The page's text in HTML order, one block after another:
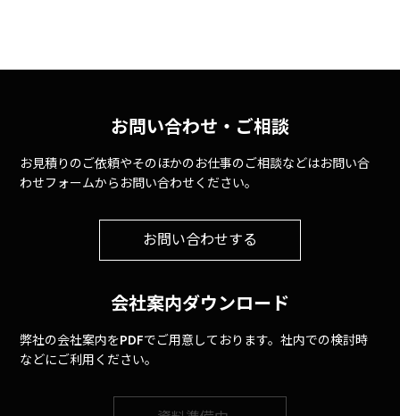
お問い合わせ・ご相談
お見積りのご依頼やそのほかのお仕事のご相談などはお問い合
わせフォームからお問い合わせください。
お問い合わせする
会社案内ダウンロード
弊社の会社案内をPDFでご用意しております。社内での検討時
などにご利用ください。